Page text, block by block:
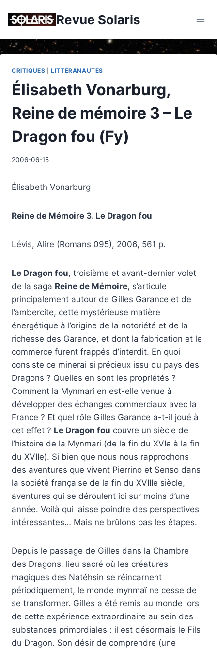
Revue Solaris
CRITIQUES |LITTÉRANAUTES
Élisabeth Vonarburg,
Reine de mémoire 3 – Le
Dragon fou (Fy)
2006-06-15
Élisabeth Vonarburg
Reine de Mémoire 3. Le Dragon fou
Lévis, Alire (Romans 095), 2006, 561 p.
Le Dragon fou, troisième et avant-dernier volet
de la saga Reine de Mémoire, s’articule
principalement autour de Gilles Garance et de
l’ambercite, cette mystérieuse matière
énergétique à l’origine de la notoriété et de la
richesse des Garance, et dont la fabrication et le
commerce furent frappés d’interdit. En quoi
consiste ce minerai si précieux issu du pays des
Dragons ? Quelles en sont les propriétés ?
Comment la Mynmari en est-elle venue à
développer des échanges commerciaux avec la
France ? Et quel rôle Gilles Garance a-t-il joué à
cet effet ? Le Dragon fou couvre un siècle de
l’histoire de la Mynmari (de la fin du XVIe à la fin
du XVIIe). Si bien que nous nous rapprochons
des aventures que vivent Pierrino et Senso dans
la société française de la fin du XVIIIe siècle,
aventures qui se déroulent ici sur moins d’une
année. Voilà qui laisse poindre des perspectives
intéressantes… Mais ne brûlons pas les étapes.
Depuis le passage de Gilles dans la Chambre
des Dragons, lieu sacré où les créatures
magiques des Natéhsin se réincarnent
périodiquement, le monde mynmaï ne cesse de
se transformer. Gilles a été remis au monde lors
de cette expérience extraordinaire au sein des
substances primordiales : il est désormais le Fils
du Dragon. Son désir de comprendre (une